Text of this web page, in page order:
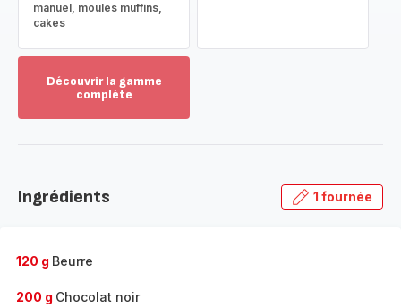
manuel, moules muffins,
cakes
Découvrir la gamme
complète
gamme
Ingrédients 1 fournée
120 g Beurre
200 g Chocolat noir